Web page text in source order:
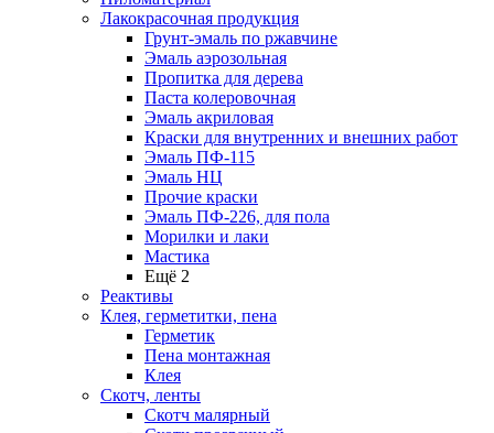
Лакокрасочная продукция
Грунт-эмаль по ржавчине
Эмаль аэрозольная
Пропитка для дерева
Паста колеровочная
Эмаль акриловая
Краски для внутренних и внешних работ
Эмаль ПФ-115
Эмаль НЦ
Прочие краски
Эмаль ПФ-226, для пола
Морилки и лаки
Мастика
Ещё 2
Реактивы
Клея, герметитки, пена
Герметик
Пена монтажная
Клея
Скотч, ленты
Скотч малярный